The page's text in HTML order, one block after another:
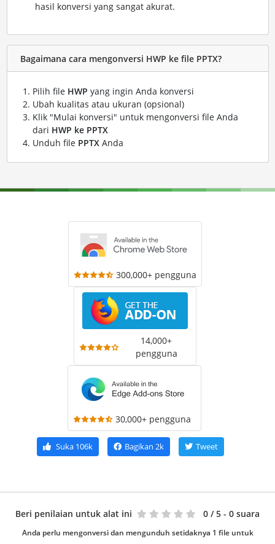
hasil konversi yang sangat akurat.
Bagaimana cara mengonversi HWP ke file PPTX?
Pilih file HWP yang ingin Anda konversi
Ubah kualitas atau ukuran (opsional)
Klik "Mulai konversi" untuk mengonversi file Anda
dari HWP ke PPTX
Unduh file PPTXAnda
300,000+ pengguna
14,000+
pengguna
30,000+ pengguna
Suka106k Bagikan 2k Tweet
Beri penilaian untuk alat ini 0 / 5 - 0 suara
Anda perlu mengonversi dan mengunduh setidaknya 1 file untuk